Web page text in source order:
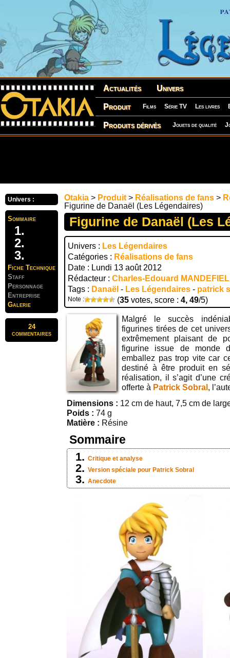
Actualités Univers
Produit Films Série TV Les livres
Produits dérivés Jouets de qualité
Univers :
Sommaire
Fiche Technique
Staff
Personnage
Entreprise
Galerie
24
commentaires
Otakia > Produit > Réalisations de fans >
Figurine de Danaël (Les Légendaires)
Figurine de Danaël (Les
Univers : Les Légendaires
Catégories : Réalisations de fans
Date : Lundi 13 août 2012
Rédacteur : Charles-Edouard
Tags : Danaël - Les Légendaires - patrick
Note : (35 votes, score : 4, 49/5)
Malgré le succès
figurines tirées de cet
extrêmement plaisant de
figurine issue de monde
emballez pas trop vite car
destiné à être produit en
réalisation, il s’agit d’une
offerte à Patrick Sobral ,
Dimensions : 12 cm de haut, 7,5 cm de
Poids : 74 g
Matière : Résine
Sommaire
Critique et analyse
Version spéciale pour Patrick Sobral
Anecdote